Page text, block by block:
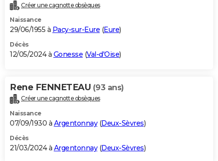
Créer une cagnotte obsèques
Naissance
29/06/1955 à Pacy-sur-Eure (Eure)
Décès
12/05/2024 à Gonesse (Val-d'Oise)
Rene FENNETEAU (93 ans)
Créer une cagnotte obsèques
Naissance
07/09/1930 à Argentonnay(Deux-Sèvres)
Décès
21/03/2024 à Argentonnay(Deux-Sèvres)